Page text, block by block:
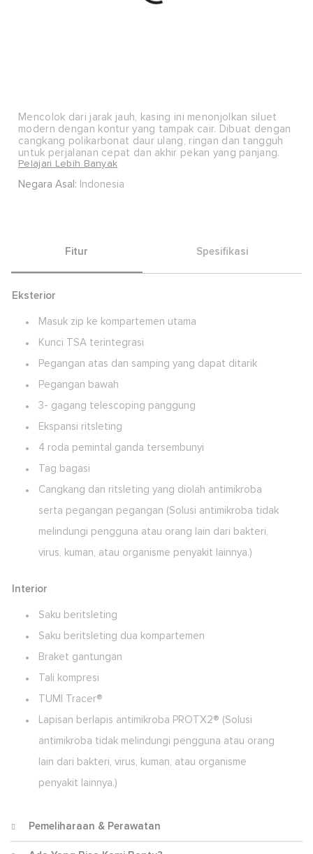
Mencolok dari jarak jauh, kasing ini menonjolkan siluet
modern dengan kontur yang tampak cair. Dibuat dengan
cangkang polikarbonat daur ulang, ringan dan tangguh
untuk perjalanan cepat dan akhir pekan yang panjang.
casing ini menonjolkan siluet modern dengan kontur
Pelajari Lebih Banyak
Negara Asal: Indonesia
Fitur Spesifikasi
Eksterior
Masuk zip ke kompartemen utama
Kunci TSA terintegrasi
Pegangan atas dan samping yang dapat ditarik
Pegangan bawah
3- gagang telescoping panggung
Ekspansi ritsleting
4 roda pemintal ganda tersembunyi
Tag bagasi
Cangkang dan ritsleting yang diolah antimikroba
serta pegangan pegangan (Solusi antimikroba tidak
melindungi pengguna atau orang lain dari bakteri,
virus, kuman, atau organisme penyakit lainnya.)
Interior
Saku beritsleting
Saku beritsleting dua kompartemen
Braket gantungan
Tali kompresi
TUMI Tracer®
Lapisan berlapis antimikroba PROTX2® (Solusi
antimikroba tidak melindungi pengguna atau orang
lain dari bakteri, virus, kuman, atau organisme
penyakit lainnya.)
Pemeliharaan & Perawatan